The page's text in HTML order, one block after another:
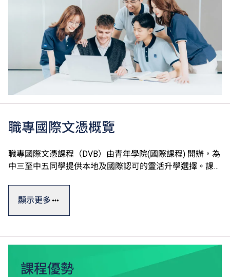
職專國際文憑概覽
職專國際文憑課程（DVB）由青年學院(國際課程) 開辦，為
中三至中五同學提供本地及國際認可的靈活升學選擇。課程
有助於本地及其他地方升學。
的設計、工程、運動的專業單元皆採用英國BTEC第三級延
伸文憑課程，學生可按興趣選修，並透過專題研習提升知識
和技能。
顯示更多
課程優勢